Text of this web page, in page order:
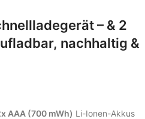
– & 2
nachhaltig &
AAA (700 mWh) Li-Ionen-Akkus